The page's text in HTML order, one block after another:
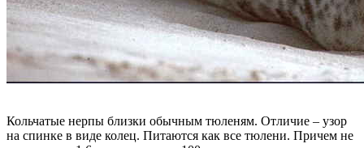
Кольчатые нерпы близки обычным тюленям. Отличие – узор
на спинке в виде колец. Питаются как все тюлени. Причем не